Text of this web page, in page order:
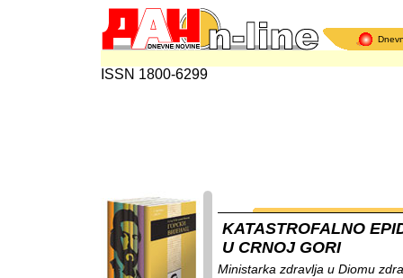
ISSN 1800-6299
KATASTROFALNO
U CRNOJ GORI
Ministarka zdravlja u Diomu